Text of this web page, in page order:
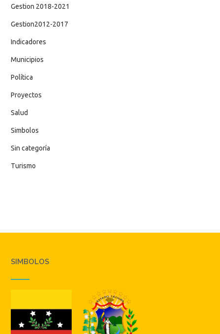
Gestion 2018-2021
Gestion2012-2017
Indicadores
Municipios
Política
Proyectos
Salud
Simbolos
Sin categoría
Turismo
SIMBOLOS